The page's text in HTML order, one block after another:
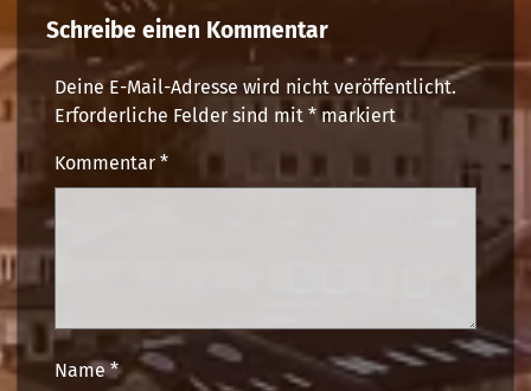
Schreibe einen Kommentar
Deine E-Mail-Adresse wird nicht veröffentlicht.
Erforderliche Felder sind mit *markiert
Kommentar *
Name*